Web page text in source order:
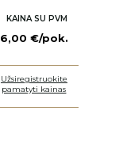
KAINA SU PVM
6,00 €/pok.
Užsiregistruokite
pamatyti kainas